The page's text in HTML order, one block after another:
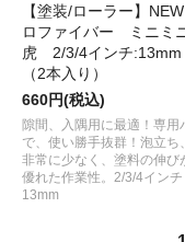
【塗装/ローラー】
ロファイバー ミニミ
虎 2/3/4インチ
（2本入り）
660円(税込)
隙間、入隅用に最適！専用
で、使い勝手抜群！泡立ち
非常に少なく、塗料の伸び
優れた作業性。2/3/4インチ
13mm